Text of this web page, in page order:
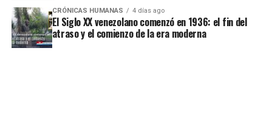
CRÓNICAS HUMANAS 4 días ago
El Siglo XX venezolano comenzó en 1936: el fin del
atraso y el comienzo de la era moderna